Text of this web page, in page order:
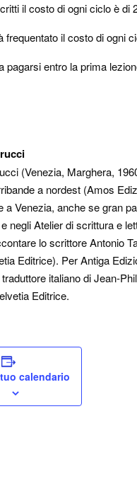
il costo di ogni ciclo è di
frequentato il costo di ogni
pagarsi entro la prima
(Venezia, Marghera,
a nordest (Amos
a Venezia, anche se gran
negli Atelier di scrittura e
lo scrittore Antonio
Editrice). Per Antiga
italiano di Jean-
Editrice.
calendario